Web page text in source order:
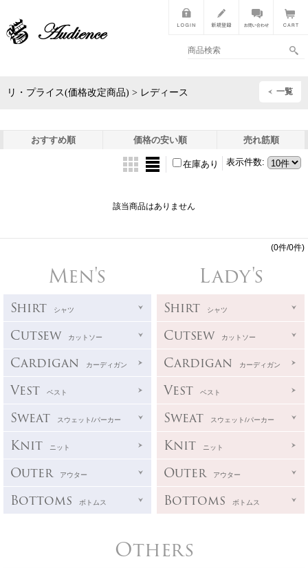
リ・プライス(価格改定商品) > レディース 一覧
おすすめ順 価格の安い順 売れ筋順
表示件数:
在庫あり
該当商品はありません
(0件/0件)
Men's
Shirt シャツ
Cutsew カットソー
Cardigan カーディガン
Vest ベスト
Sweat スウェット/パーカー
Knit ニット
Outer アウター
Bottoms ボトムス
Lady's
Shirt シャツ
Cutsew カットソー
Cardigan カーディガン
Vest ベスト
Sweat スウェット/パーカー
Knit ニット
Outer アウター
Bottoms ボトムス
Others